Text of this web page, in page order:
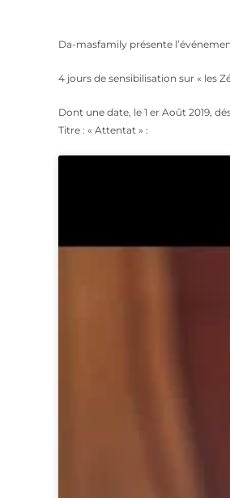
Da-masfamily présente
4 jours de sensibilisation sur « les
Dont une date, le 1 er Août 2019,
Titre : « Attentat » :